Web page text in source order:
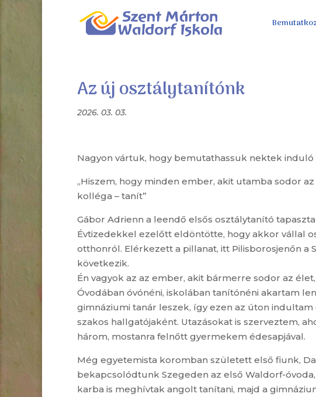
Az új osztálytanítónk
2026. 03. 03.
Nagyon vártuk, hogy bemutathassuk nektek
„Hiszem, hogy minden ember, akit utamba sodor
kolléga – tanít”
Gábor Adrienn a leendő elsős osztálytanító
Évtizedekkel ezelőtt eldöntötte, hogy akkor vállal
otthonról. Elérkezett a pillanat, itt Pilisborosjenőn a
következik.
Én vagyok az az ember, akit bármerre sodor az
Óvodában óvónéni, iskolában tanítónéni akartam
gimnáziumi tanár leszek, így ezen az úton
szakos hallgatójaként. Utazásokat is szerveztem,
három, mostanra felnőtt gyermekem édesapjával.
Még egyetemista koromban született első fiunk,
bekapcsolódtunk Szegeden az első Waldorf-
karba is meghívtak angolt tanítani, majd a